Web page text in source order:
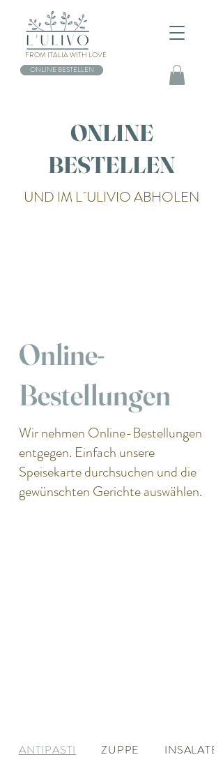
FROM ITALIA WITH LOVE
ONLINE BESTELLEN
Online-
Bestellungen
Wir nehmen Online-Bestellungen
entgegen. Einfach unsere
Speisekarte durchsuchen und die
gewünschten Gerichte auswählen.
ANTIPASTI ZUPPE INSALATE
ONLINE
BESTELLEN
UND IM L´ULIVIO ABHOLEN